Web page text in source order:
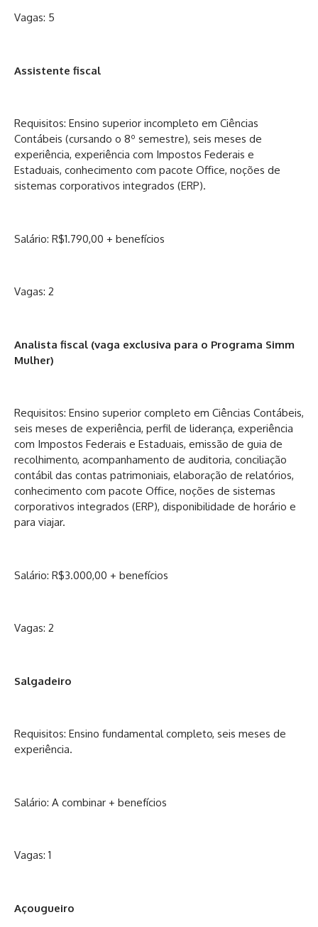
Vagas: 5
Assistente fiscal
Requisitos: Ensino superior incompleto em Ciências
Contábeis (cursando o 8º semestre), seis meses de
experiência, experiência com Impostos Federais e
Estaduais, conhecimento com pacote Office, noções de
sistemas corporativos integrados (ERP).
Salário: R$1.790,00 + benefícios
Vagas: 2
Analista fiscal (vaga exclusiva para o Programa Simm
Mulher)
Requisitos: Ensino superior completo em Ciências Contábeis,
seis meses de experiência, perfil de liderança, experiência
com Impostos Federais e Estaduais, emissão de guia de
recolhimento, acompanhamento de auditoria, conciliação
contábil das contas patrimoniais, elaboração de relatórios,
conhecimento com pacote Office, noções de sistemas
corporativos integrados (ERP), disponibilidade de horário e
para viajar.
Salário: R$3.000,00 + benefícios
Vagas: 2
Salgadeiro
Requisitos: Ensino fundamental completo, seis meses de
experiência.
Salário: A combinar + benefícios
Vagas: 1
Açougueiro